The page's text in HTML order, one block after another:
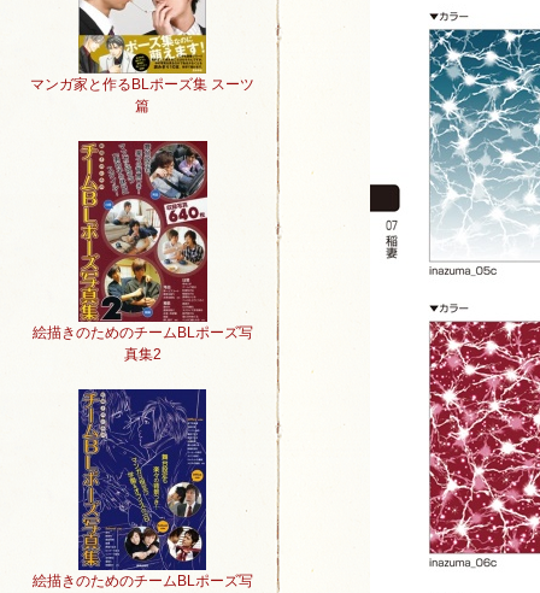
マンガ家と作るBLポーズ集 スーツ
篇
絵描きのためのチームBLポーズ写
真集2
絵描きのためのチームBLポーズ写